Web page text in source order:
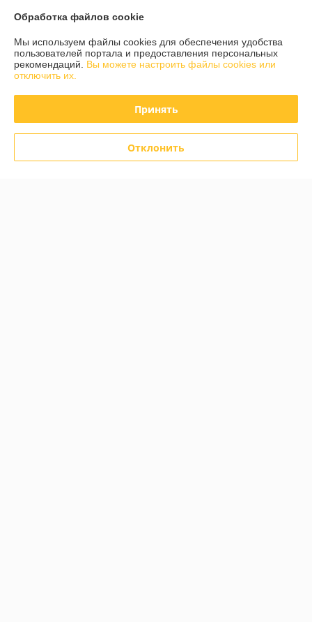
Контакты
Сегодня работает с 09:00 до 18:00
Показать весь график работы
06.08.2026
Обработка файлов cookie
Мы используем файлы cookies для обеспечения удобства
пользователей портала и предоставления персональных
рекомендаций. Вы можете настроить файлы cookies или
отключить их.
Принять
Отклонить